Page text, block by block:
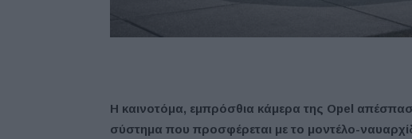
Η καινοτόμα, εμπρόσθια κάμερα της Opel
σύστημα που προσφέρεται με το μοντέλο-